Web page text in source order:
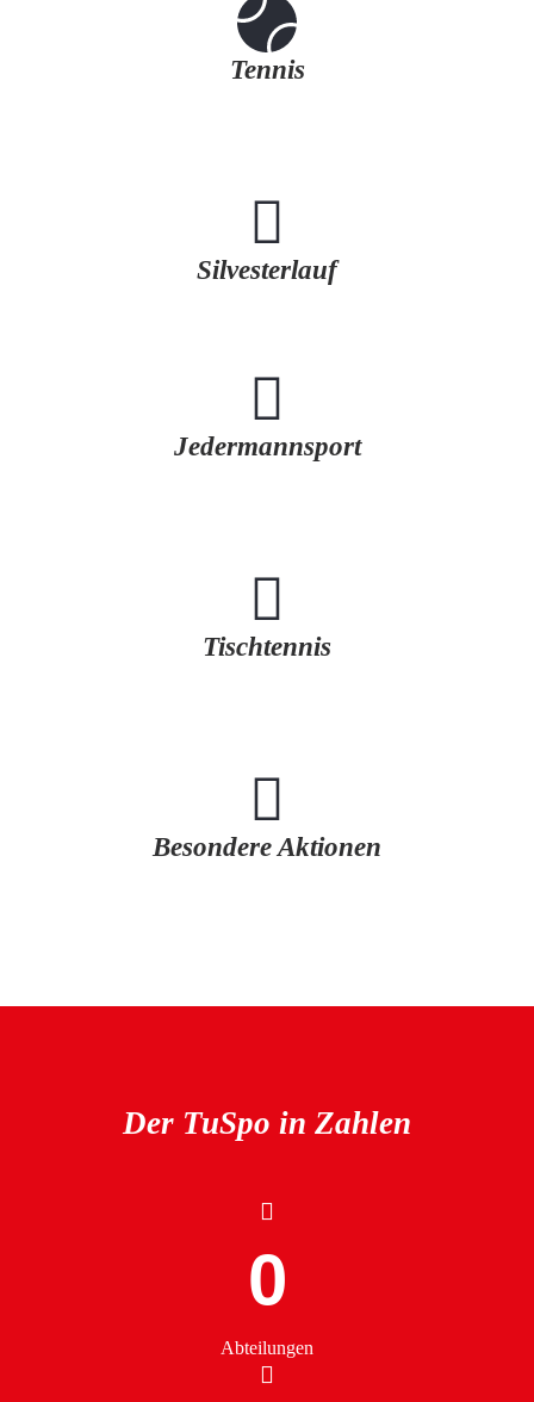
Tennis
Silvesterlauf
Jedermannsport
Tischtennis
Besondere Aktionen
Der TuSpo in Zahlen
0
Abteilungen